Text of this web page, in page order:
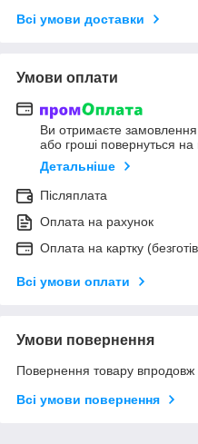
Всі умови доставки
Умови оплати
Ви отримаєте замовлення
або гроші повернуться на
Детальніше
Післяплата
Оплата на рахунок
Оплата на картку
Всі умови оплати
Умови повернення
Повернення товару впродовж
Всі умови повернення